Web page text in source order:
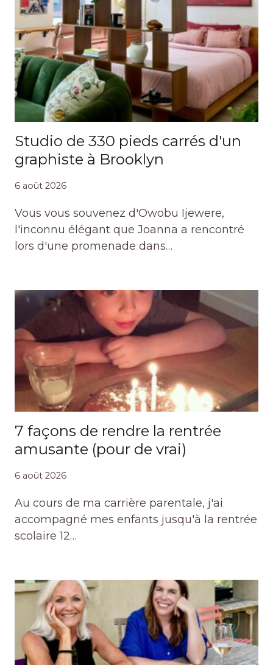
Studio de 330 pieds carrés d'un
graphiste à Brooklyn
6 août 2026
Vous vous souvenez d'Owobu Ijewere,
l'inconnu élégant que Joanna a rencontré
lors d'une promenade dans…
7 façons de rendre la rentrée
amusante (pour de vrai)
6 août 2026
Au cours de ma carrière parentale, j'ai
accompagné mes enfants jusqu'à la rentrée
scolaire 12…